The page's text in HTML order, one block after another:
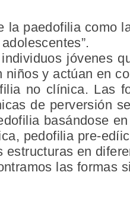
paedofilia como
jóvenes
y actúan en
no clínica. Las
de perversión
basándose
pedofilia pre-
en
las formas